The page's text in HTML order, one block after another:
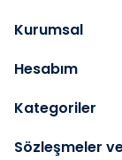
Kurumsal
Hesabım
Kategoriler
Sözleşmeler